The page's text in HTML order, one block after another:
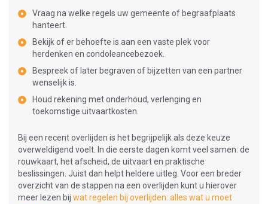
Vraag na welke regels uw gemeente of begraafplaats
hanteert.
Bekijk of er behoefte is aan een vaste plek voor
herdenken en condoleancebezoek.
Bespreek of later begraven of bijzetten van een partner
wenselijk is.
Houd rekening met onderhoud, verlenging en
toekomstige uitvaartkosten.
Bij een recent overlijden is het begrijpelijk als deze keuze
overweldigend voelt. In die eerste dagen komt veel samen: de
rouwkaart, het afscheid, de uitvaart en praktische
beslissingen. Juist dan helpt heldere uitleg. Voor een breder
overzicht van de stappen na een overlijden kunt u hierover
meer lezen bij wat regelen bij overlijden: alles wat u moet